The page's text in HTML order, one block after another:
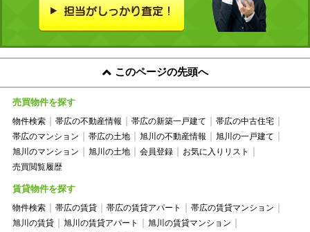
このページの先頭へ
売買物件を探す
物件検索 帯広の不動産情報 帯広の新築一戸建て
帯広の中古住宅
帯広のマンション
帯広の土地 旭川の不動産情報
旭川の一戸建て
旭川のマンション
旭川の土地 会員登録
お気に入りリスト
売買閲覧履歴
賃貸物件を探す
物件検索 帯広の賃貸 帯広の賃貸アパート
帯広の賃貸マンション
旭川の賃貸
旭川の賃貸アパート
旭川の賃貸マンション